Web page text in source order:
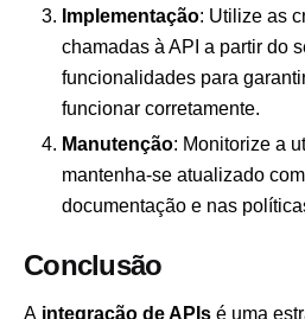
Implementação: Utilize as
chamadas à API a partir do
funcionalidades para
funcionar corretamente.
Manutenção: Monitorize a
mantenha-se atualizado
documentação e nas
Conclusão
A integração de APIs é uma